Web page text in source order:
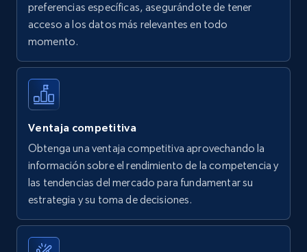
Walmart - products
Specifications, Image urls, Top reviews, and
more.
5.6K+ 875+
Walmart - products - Find new products by
using specific category URL
URL, Final price, Sku, Currency, Gtin,
Specifications, Image urls, Top reviews, and
preferencias específicas, asegurándote de tener
acceso a los datos más relevantes en todo
momento.
Ventaja competitiva
Obtenga una ventaja competitiva aprovechando la
información sobre el rendimiento de la competencia y
las tendencias del mercado para fundamentar su
estrategia y su toma de decisiones.